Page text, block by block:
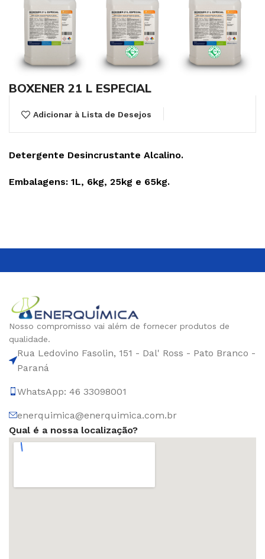
BOXENER 21 L ESPECIAL
Adicionar à Lista de Desejos
Detergente Desincrustante Alcalino.
Embalagens: 1L, 6kg, 25kg e 65kg.
Nosso compromisso vai além de fornecer produtos de
qualidade.
Rua Ledovino Fasolin, 151 - Dal' Ross - Pato Branco -
Paraná
WhatsApp: 46 33098001
enerquimica@enerquimica.com.br
Qual é a nossa localização?